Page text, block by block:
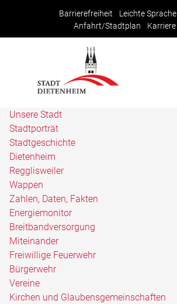
Barrierefreiheit Leichte Sprache
Anfahrt/Stadtplan
Karriere
Unsere Stadt
Stadtporträt
Stadtgeschichte
Dietenheim
Regglisweiler
Wappen
Zahlen, Daten, Fakten
Energiemonitor
Breitbandversorgung
Miteinander
Freiwillige Feuerwehr
Bürgerwehr
Vereine
Kirchen und Glaubensgemeinschaften